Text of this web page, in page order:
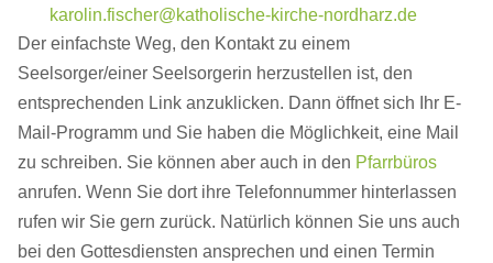
karolin.fischer@katholische-kirche-nordharz.de
Der einfachste Weg, den Kontakt zu einem
Seelsorger/einer Seelsorgerin herzustellen ist, den
entsprechenden Link anzuklicken. Dann öffnet sich Ihr E-
Mail-Programm und Sie haben die Möglichkeit, eine Mail
zu schreiben. Sie können aber auch in den Pfarrbüros
anrufen. Wenn Sie dort ihre Telefonnummer hinterlassen
rufen wir Sie gern zurück. Natürlich können Sie uns auch
bei den Gottesdiensten ansprechen und einen Termin